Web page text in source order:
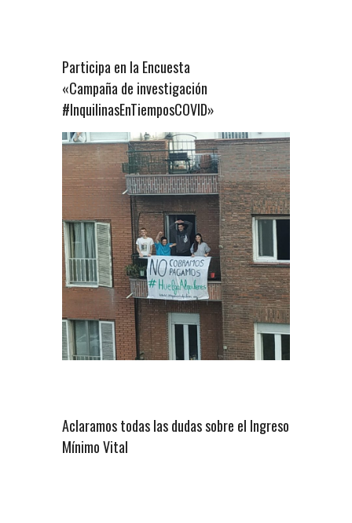
Participa en la Encuesta
«Campaña de investigación
#InquilinasEnTiemposCOVID»
Aclaramos todas las dudas sobre el Ingreso
Mínimo Vital